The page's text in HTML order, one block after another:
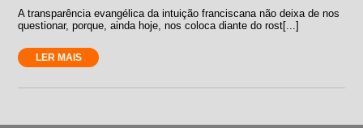
A transparência evangélica da intuição franciscana não deixa de nos
questionar, porque, ainda hoje, nos coloca diante do rost[...]
LER MAIS